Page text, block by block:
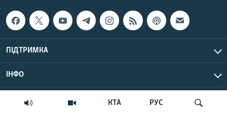
КТА РУС
ПІДТРИМКА
ІНФО
© Крим.Реалії, 2026 | Усі права застережено.